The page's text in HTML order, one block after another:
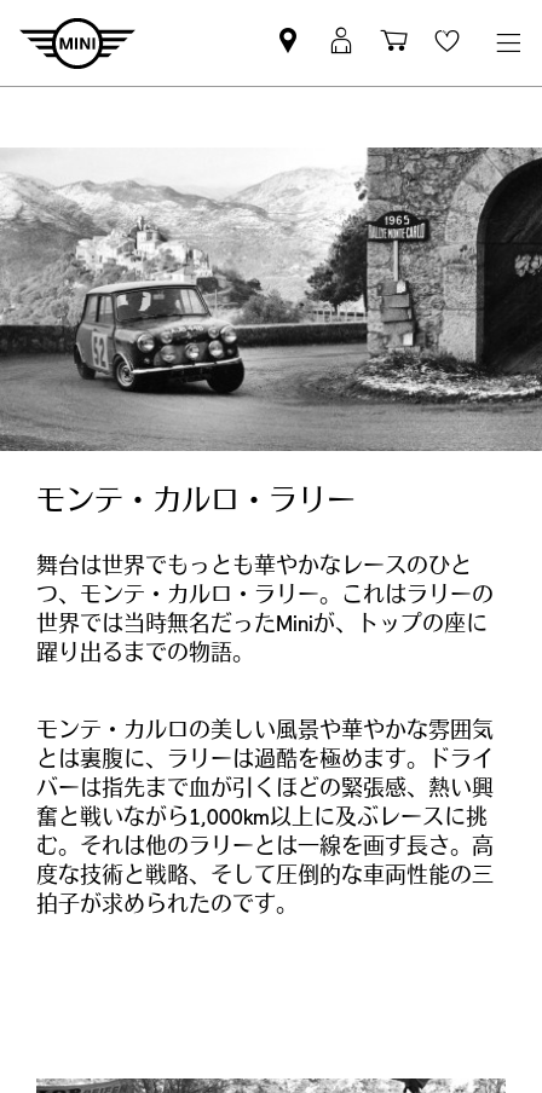
Mini
dealer
MyMini
login
Shopping
cart
Wishlist
モンテ・カルロ・ラリー
舞台は世界でもっとも華やかなレースのひと
つ、モンテ・カルロ・ラリー。これはラリーの
世界では当時無名だったMiniが、トップの座に
躍り出るまでの物語。
モンテ・カルロの美しい風景や華やかな雰囲気
とは裏腹に、ラリーは過酷を極めます。ドライ
バーは指先まで血が引くほどの緊張感、熱い興
奮と戦いながら1,000km以上に及ぶレースに挑
む。それは他のラリーとは一線を画す長さ。高
度な技術と戦略、そして圧倒的な車両性能の三
拍子が求められたのです。